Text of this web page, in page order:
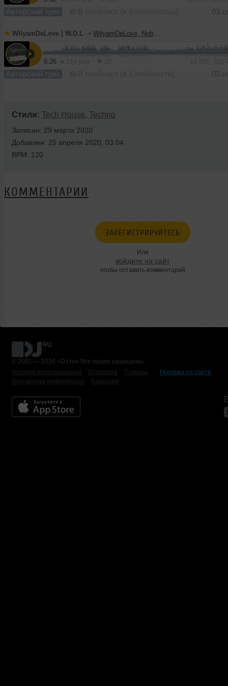
Авторский трек 03
WilyamDeLove | W.D.L ➝ WilyamDeLove, Nobe - Impossible (Original Mix) | BEDROOM Muzik
6:26
Авторский трек 03
Стили: Tech House, Techno
Записан: 29 марта 2020
Добавлен: 25 апреля 2020, 03:04
BPM: 120
КОММЕНТАРИИ
ЗАРЕГИСТРИРУЙТЕСЬ
Или
войдите на сайт
чтобы оставить комментарий
© 2001 — 2026 «DJ.ru» Все права защищены.
Условия использования
О проекте Помощь
Реклама на сайте
Контактная информация
Вакансии